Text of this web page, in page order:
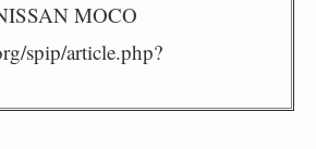
MOCO
spip/article.php?